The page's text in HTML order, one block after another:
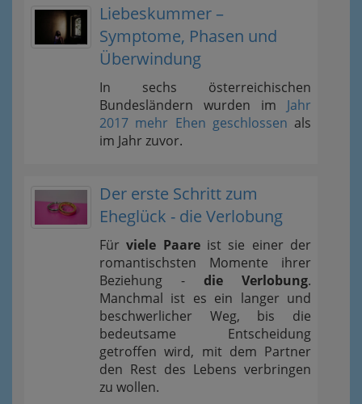
Liebeskummer –
Symptome, Phasen und
Überwindung
In sechs österreichischen
Bundesländern wurden im Jahr
2017 mehr Ehen geschlossen als
im Jahr zuvor.
Der erste Schritt zum
Eheglück - die Verlobung
Fürviele Paareist sie einer der
romantischsten Momente ihrer
Beziehung - die Verlobung.
Manchmal ist es ein langer und
beschwerlicher Weg, bis die
bedeutsame Entscheidung
getroffen wird, mit dem Partner
den Rest des Lebens verbringen
zu wollen.